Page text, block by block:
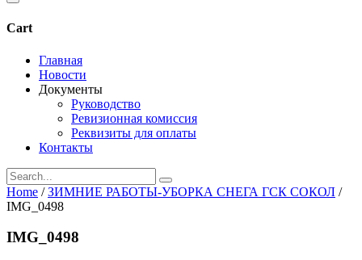
Cart
Главная
Новости
Документы
Руководство
Ревизионная комиссия
Реквизиты для оплаты
Контакты
Home / ЗИМНИЕ РАБОТЫ-УБОРКА СНЕГА ГСК СОКОЛ /
IMG_0498
IMG_0498